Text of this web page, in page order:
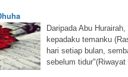
Daripada Abu
kepadaku temanku
hari setiap bulan,
sebelum tidur"(Riwayat